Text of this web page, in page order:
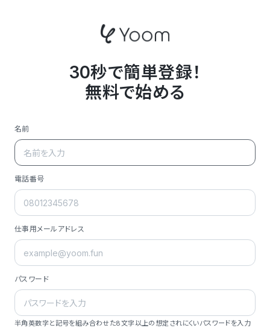
30秒で簡単登録！
無料で始める
名前
電話番号
仕事用メールアドレス
パスワード
半角英数字と記号を組み合わせた8文字以上の想定されにくいパスワードを入力